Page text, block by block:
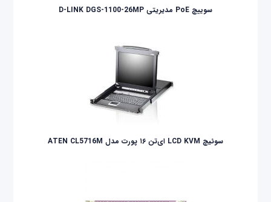
سوییچ PoE مدیریتی D-LINK DGS-1100-26MP
سوئيچ LCD KVM ای‌تن ۱۶ پورت مدل ATEN CL5716M